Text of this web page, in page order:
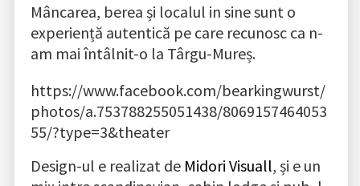
Mâncarea, berea și localul in sine sunt o
experiență autentică pe care recunosc ca n-
am mai întâlnit-o la Târgu-Mureș.
https://www.facebook.com/bearkingwurst/
photos/a.753788255051438/8069157464053
55/?type=3&theater
Design-ul e realizat de Midori Visuall, și e un